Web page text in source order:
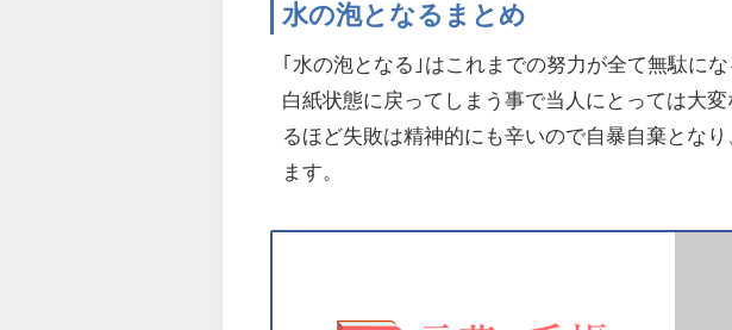
水の泡となるまとめ
｢水の泡となる｣はこれまでの努力が全て無駄に
白紙状態に戻ってしまう事で当人にとっては大
るほど失敗は精神的にも辛いので自暴自棄とな
ます。